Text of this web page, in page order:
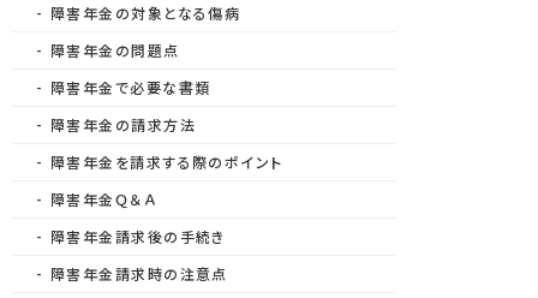
障害年金の対象となる傷病
障害年金の問題点
障害年金で必要な書類
障害年金の請求方法
障害年金を請求する際のポイント
障害年金Ｑ＆Ａ
障害年金請求後の手続き
障害年金請求時の注意点